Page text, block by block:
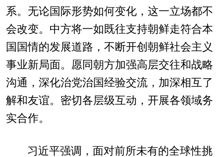
系。无论国际形势如何变化，这一立场都不
会改变。中方将一如既往支持朝鲜走符合本
国国情的发展道路，不断开创朝鲜社会主义
事业新局面。愿同朝方加强高层交往和战略
沟通，深化治党治国经验交流，加深相互了
解和友谊。密切各层级互动，开展各领域务
实合作。
习近平强调，面对前所未有的全球性挑